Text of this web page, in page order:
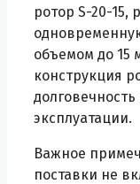
ротор S-20-15,
объемом до 15
конструкция
эксплуатации.
Важное
поставки не